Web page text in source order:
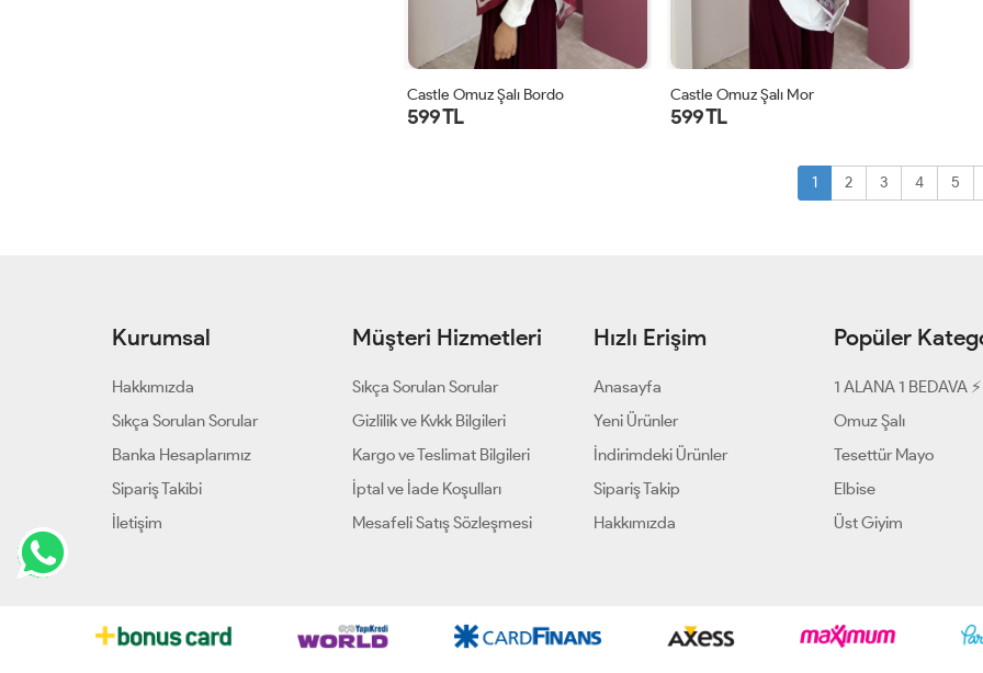
Castle Omuz Şalı Bordo
599 TL
STD
Castle Omuz Şalı Mor
599 TL
1 2 3 4 5
Kurumsal
Hakkımızda
Sıkça Sorulan Sorular
Banka Hesaplarımız
Sipariş Takibi
İletişim
Müşteri Hizmetleri
Sıkça Sorulan Sorular
Gizlilik ve Kvkk Bilgileri
Kargo ve Teslimat Bilgileri
İptal ve İade Koşulları
Mesafeli Satış Sözleşmesi
Hızlı Erişim
Anasayfa
Yeni Ürünler
İndirimdeki Ürünler
Sipariş Takip
Hakkımızda
Popüler
1 ALANA 1 BEDAVA ⚡
Omuz Şalı
Tesettür Mayo
Elbise
Üst Giyim